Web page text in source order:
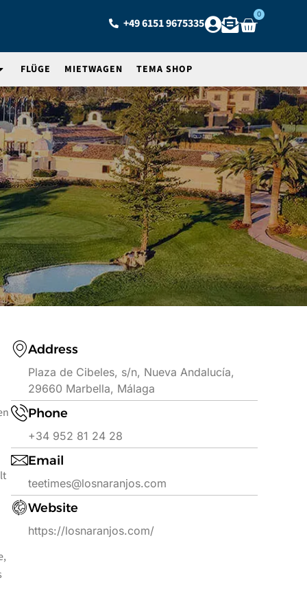
+49 6151 9675335
0
FLÜGE MIETWAGEN TEMA SHOP
Address
Plaza de Cibeles, s/n, Nueva Andalucía,
29660 Marbella, Málaga
Phone
+34 952 81 24 28
Email
teetimes@losnaranjos.com
Website
https://losnaranjos.com/